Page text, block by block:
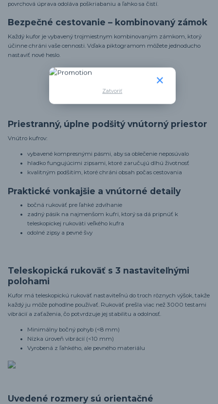
povrchová úprava odoláva poškriabaniu a ľahko sa čistí.
Bezpečné cestovanie – kombinovaný zámok
Každý kufor je vybavený trojmiestnym kombinovaným zámkom, ktorý
účinne chráni vaše cennosti. Vďaka piktogramom môžete jednoducho
nastaviť nové heslo.
Priestranný, úplne podšitý vnútorný priestor
Vnútro kufrov:
vybavené kompresnými pásmi, aby sa oblečenie neposúvalo
hladko fungujúcimi zipsami, ktoré zaručujú dlhú životnosť
kvalitným podšitím, ktoré chráni obsah počas cestovania
Praktické vonkajšie a vnútorné detaily
bočná rukoväť pre ľahké zdvíhanie
zadný pásik na najmenšom kufri, ktorý sa dá pripnúť k
teleskopickej rukoväti veľkého kufra
odolné zipsy a pevné švy
Teleskopická rukoväť s 3 nastaviteľnými
polohami
Kufor má teleskopickú rukoväť nastaviteľnú do troch rôznych výšok, takže
každý ju môže pohodlne používať. Rukoväť prešla viac než 3000 testami
vibrácií a zaťaženia, čo potvrdzuje jej stabilitu a odolnosť.
Minimálny bočný pohyb (<8 mm)
Nízka úroveň vibrácií (<10 mm)
Vyrobená z ľahkého, ale pevného materiálu
Uvedené rozmery sú orientačné
Zatvoriť